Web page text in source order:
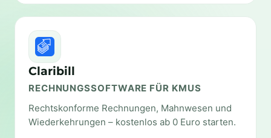
Claribill
RECHNUNGSSOFTWARE FÜR KMUS
Rechtskonforme Rechnungen, Mahnwesen und
Wiederkehrungen – kostenlos ab 0 Euro starten.